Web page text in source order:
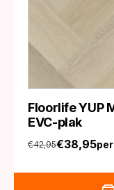
Floorlife YUP
EVC-plak
€42,95
Oorspronkelijke
prijs
€38,95
Huidige
prijs